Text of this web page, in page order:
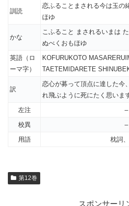
訓読
恋ふることまされる今は玉の
ほゆ
かな
こふること まされるいまは
ぬべくおもほゆ
英語（ロ
ーマ字）
KOFURUKOTO
TAETEMIDARETE
訳
恋心が募って頂点に達した今
れ飛ぶように死にたく思いま
左注
–
校異
–
用語
枕詞
第12巻
スポンサーリ